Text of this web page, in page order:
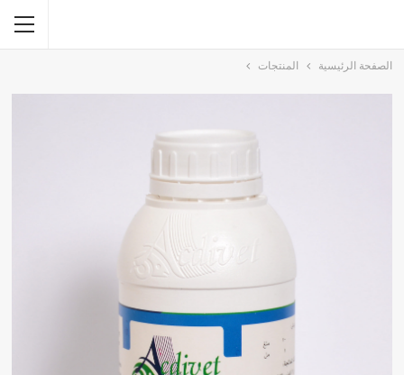
الصفحة الرئيسية المنتجات